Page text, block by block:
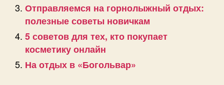
Отправляемся на горнолыжный отдых:
полезные советы новичкам
5 советов для тех, кто покупает
косметику онлайн
На отдых в «Богольвар»